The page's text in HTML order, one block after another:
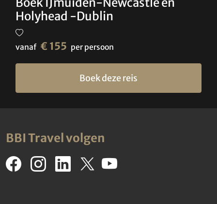
Holyhead -Dublin
vanaf € 155 per persoon
Boek deze reis
BBI Travel volgen